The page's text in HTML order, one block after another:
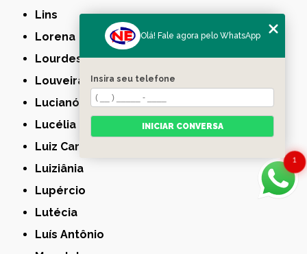
Lins
Lorena
Lourdes
Louveira
Lucianópolis
Lucélia
Luiz Carlos
Luiziânia
Lupércio
Lutécia
Luís Antônio
1
Olá! Fale agora pelo WhatsApp
Insira seu telefone
INICIAR CONVERSA